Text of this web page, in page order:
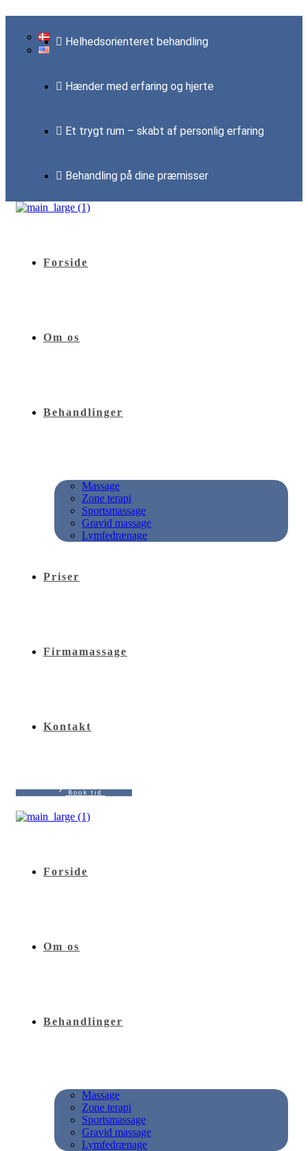
Helhedsorienteret behandling
Hænder med erfaring og hjerte
Et trygt rum – skabt af personlig erfaring
Behandling på dine præmisser
Forside
Om os
Behandlinger
Massage
Zone terapi
Sportsmassage
Gravid massage
Lymfedrænage
Priser
Firmamassage
Kontakt
B o o k t i d
Forside
Om os
Behandlinger
Massage
Zone terapi
Sportsmassage
Gravid massage
Lymfedrænage